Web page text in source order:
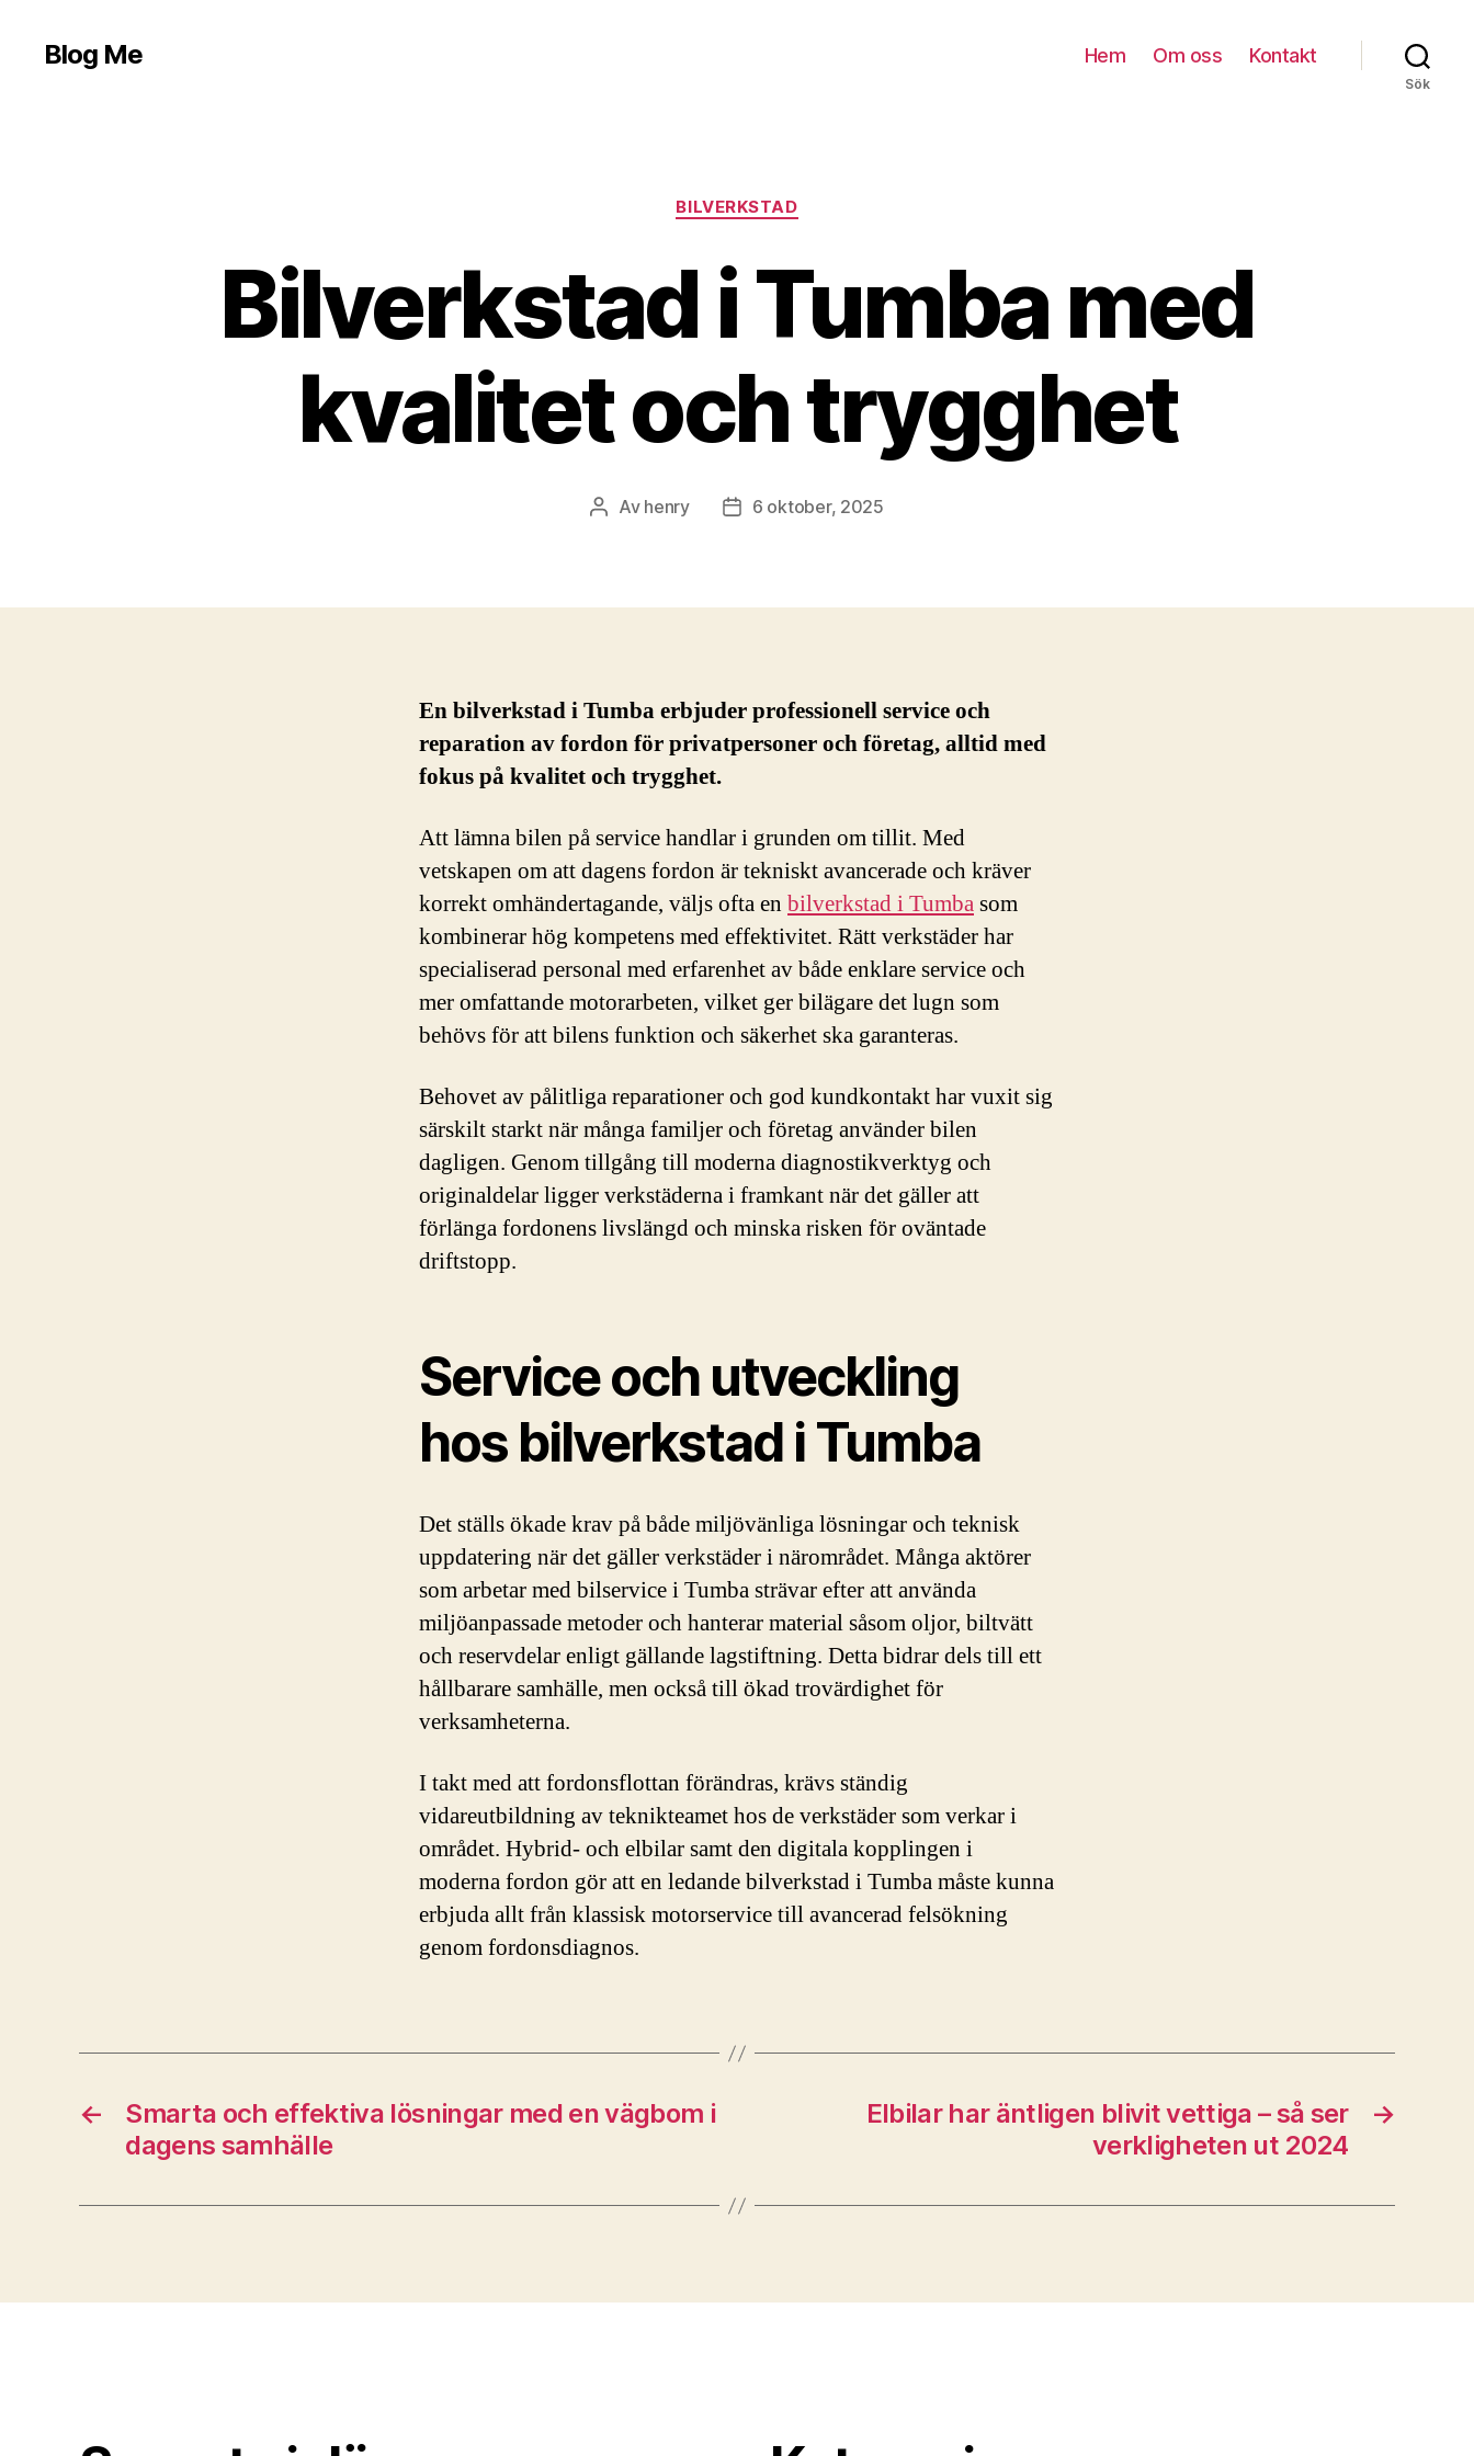
Blog Me Hem Om oss Kontakt
Sök
Kategorier
BILVERKSTAD
Bilverkstad i Tumba med
kvalitet och trygghet
Inläggsförfattare
Av henry Inläggsdatum
6 oktober, 2025
En bilverkstad i Tumba erbjuder professionell service och
reparation av fordon för privatpersoner och företag, alltid med
fokus på kvalitet och trygghet.
Att lämna bilen på service handlar i grunden om tillit. Med
vetskapen om att dagens fordon är tekniskt avancerade och kräver
korrekt omhändertagande, väljs ofta en bilverkstad i Tumbasom
kombinerar hög kompetens med effektivitet. Rätt verkstäder har
specialiserad personal med erfarenhet av både enklare service och
mer omfattande motorarbeten, vilket ger bilägare det lugn som
behövs för att bilens funktion och säkerhet ska garanteras.
Behovet av pålitliga reparationer och god kundkontakt har vuxit sig
särskilt starkt när många familjer och företag använder bilen
dagligen. Genom tillgång till moderna diagnostikverktyg och
originaldelar ligger verkstäderna i framkant när det gäller att
förlänga fordonens livslängd och minska risken för oväntade
driftstopp.
Service och utveckling
hos bilverkstad i Tumba
Det ställs ökade krav på både miljövänliga lösningar och teknisk
uppdatering när det gäller verkstäder i närområdet. Många aktörer
som arbetar med bilservice i Tumba strävar efter att använda
miljöanpassade metoder och hanterar material såsom oljor, biltvätt
och reservdelar enligt gällande lagstiftning. Detta bidrar dels till ett
hållbarare samhälle, men också till ökad trovärdighet för
verksamheterna.
I takt med att fordonsflottan förändras, krävs ständig
vidareutbildning av teknikteamet hos de verkstäder som verkar i
området. Hybrid- och elbilar samt den digitala kopplingen i
moderna fordon gör att en ledande bilverkstad i Tumba måste kunna
erbjuda allt från klassisk motorservice till avancerad felsökning
genom fordonsdiagnos.
←
Smarta och effektiva lösningar med en vägbom i
dagens samhälle
→
Elbilar har äntligen blivit vettiga – så ser
verkligheten ut 2024